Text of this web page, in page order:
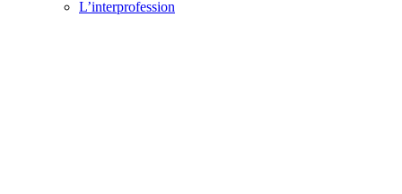
L’interprofession